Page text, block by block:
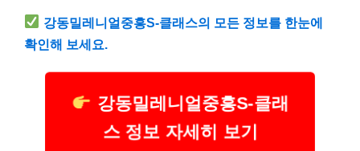
강동밀레니얼중흥S-클래스의 모든 정보를 한눈에
확인해 보세요.
강동밀레니얼중흥S-클래
스 정보 자세히 보기